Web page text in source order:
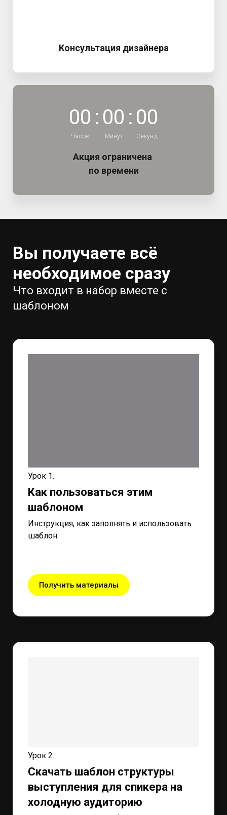
Консультация дизайнера
00
Часов
: 00
Минут
: 00
Секунд
Акция ограничена
по времени
Вы получаете всё
необходимое сразу
Что входит в набор вместе с
шаблоном
Урок 1.
Как пользоваться этим
шаблоном
Инструкция, как заполнять и использовать
шаблон.
Получить материалы
Урок 2.
Скачать шаблон структуры
выступления для спикера на
холодную аудиторию